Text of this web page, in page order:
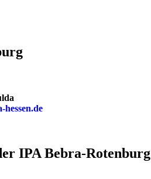
IPA Bebra-Rotenburg